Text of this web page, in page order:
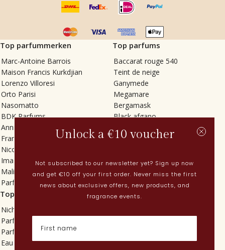
Top parfummerken
Marc-Antoine Barrois
Maison Francis Kurkdjian
Lorenzo Villoresi
Orto Parisi
Nasomatto
BDK Parfums
Annindriya
Francesca Bianchi
Nicolaï
Imaginary Authors
Malin + Goetz
Parfums MDCI
Top parfums
Baccarat rouge 540
Teint de neige
Ganymede
Megamare
Bergamask
Black afgano
Tilia
Vetiver Rain
In Love with Everything
Sticky Fingers
Top categorieën
Niche parfums
Parfums voor dames
Parfums voor heren
Eau de toilette
Actueel
Perfume Finder
Unlock a €10 voucher
Not subscribed to our newsletter yet? Sign up now
and get €10 off your first order. Never miss the first
news about exclusive offers, new products, and
fragrance events.